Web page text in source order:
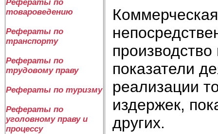
Рефераты по
товароведению
Рефераты по
транспорту
Рефераты по
трудовому праву
Рефераты по туризму
Рефераты по
уголовному праву и
процессу
показатели
реализации
издержек,
других.